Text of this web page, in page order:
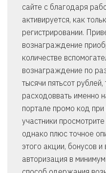
сайте с благодаря
активируется, как
регистрировании.
вознаграждение
количестве
вознаграждение по
тысячи пятьсот
расходоввать именно
портале промо код
участники
однако плюс точное
этого акции, бонусов
авторизация в